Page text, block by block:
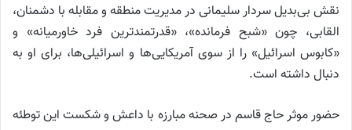
نقش بی‌بدیل سردار سلیمانی در مدیریت منطقه و مقابله با دشمنان،
القابی، چون «شبح فرمانده»، «قدرتمندترین فرد خاورمیانه» و
«کابوس اسرائیل» را از سوی آمریکایی‌ها و اسرائیلی‌ها، برای او به
دنبال داشته است.
حضور موثر حاج قاسم در صحنه مبارزه با داعش و شکست این توطئه